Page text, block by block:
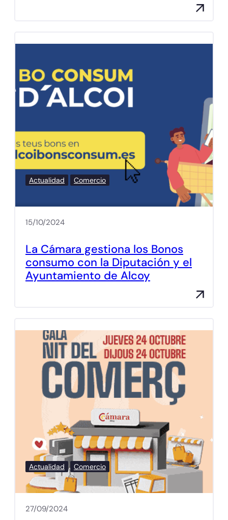
Actualidad Comercio
15/10/2024
La Cámara gestiona los Bonos
consumo con la Diputación y el
Ayuntamiento de Alcoy
Actualidad Comercio
27/09/2024